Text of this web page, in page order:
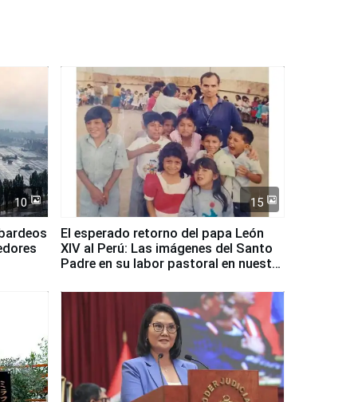
10 15
El esperado retorno del papa León
XIV al Perú: Las imágenes del Santo
Padre en su labor pastoral en nuestro